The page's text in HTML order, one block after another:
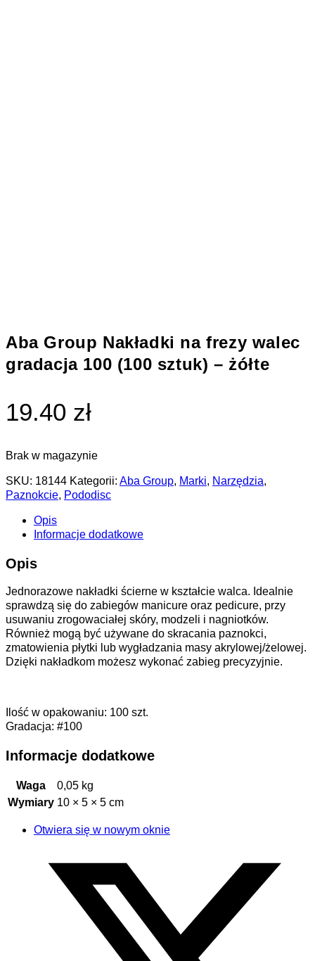
Aba Group Nakładki na frezy walec
gradacja 100 (100 sztuk) – żółte
19.40 zł
Brak w magazynie
SKU: 18144 Kategorii: Aba Group, Marki, Narzędzia,
Paznokcie, Pododisc
Opis
Informacje dodatkowe
Opis
Jednorazowe nakładki ścierne w kształcie walca. Idealnie
sprawdzą się do zabiegów manicure oraz pedicure, przy
usuwaniu zrogowaciałej skóry, modzeli i nagniotków.
Również mogą być używane do skracania paznokci,
zmatowienia płytki lub wygładzania masy akrylowej/żelowej.
Dzięki nakładkom możesz wykonać zabieg precyzyjnie.
Ilość w opakowaniu: 100 szt.
Gradacja: #100
Informacje dodatkowe
Waga
0,05 kg
Wymiary 10 × 5 × 5 cm
Otwiera się w nowym oknie